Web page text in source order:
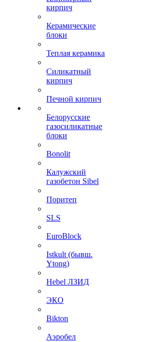
кирпич
Керамические
блоки
Теплая керамика
Силикатный
кирпич
Печной кирпич
Белорусские
газосиликатные
блоки
Bonolit
Калужский
газобетон Sibel
Поритеп
SLS
EuroBlock
Istkult (бывш.
Ytong)
Hebel ЛЗИД
ЭКО
Bikton
Аэробел